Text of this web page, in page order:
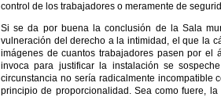
control de los trabajadores o meramente de
Si se da por buena la conclusión de la Sala
vulneración del derecho a la intimidad, el que la
imágenes de cuantos trabajadores pasen por el
invoca para justificar la instalación se
circunstancia no sería radicalmente
principio de proporcionalidad. Sea como fuere,